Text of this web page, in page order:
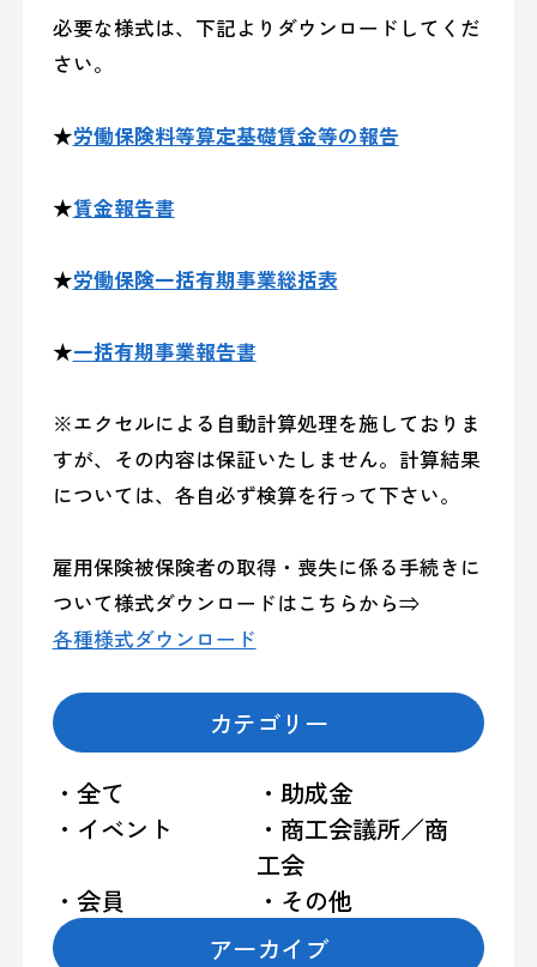
必要な様式は、下記よりダウンロードしてくだ
さい。
★労働保険料等算定基礎賃金等の報告
★賃金報告書
★労働保険一括有期事業総括表
★一括有期事業報告書
※エクセルによる自動計算処理を施しておりま
すが、その内容は保証いたしません。計算結果
については、各自必ず検算を行って下さい。
雇用保険被保険者の取得・喪失に係る手続きに
ついて様式ダウンロードはこちらから⇒
各種様式ダウンロード
カテゴリー
・全て
・助成金
・イベント
・商工会議所／商
工会
・会員
・その他
アーカイブ